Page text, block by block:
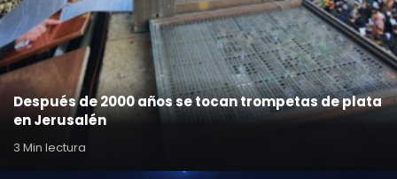
Después de 2000 años se tocan trompetas de plata
en Jerusalén
3 Min lectura